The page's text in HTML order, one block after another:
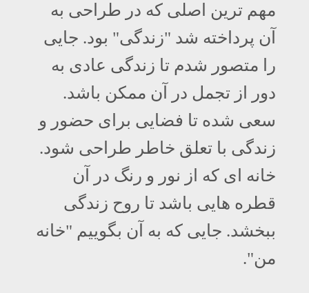
مهم ترین اصلی که در طراحی به
آن پرداخته شد "زندگی" بود. جایی
را متصور شدم تا زندگی عادی به
دور از تجمل در آن ممکن باشد.
سعی شده تا فضایی برای حضور و
زندگی با تعلق خاطر طراحی شود.
خانه ای که از نور و رنگ در آن
قطره هایی باشد تا روح زندگی
ببخشد. جایی که به آن بگوییم "خانه
من".